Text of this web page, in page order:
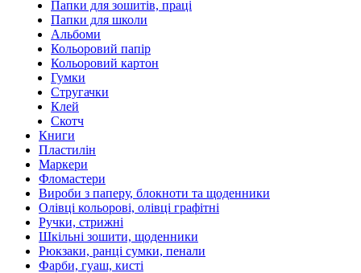
Папки для зошитів, праці
Папки для школи
Альбоми
Кольоровий папір
Кольоровий картон
Гумки
Стругачки
Клей
Скотч
Книги
Пластилін
Маркери
Фломастери
Вироби з паперу, блокноти та щоденники
Олівці кольорові, олівці графітні
Ручки, стрижні
Шкільні зошити, щоденники
Рюкзаки, ранці сумки, пенали
Фарби, гуаш, кисті